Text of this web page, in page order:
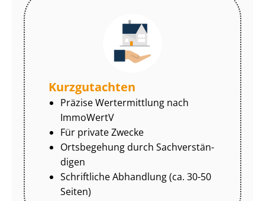
Kurzgutachten
Präzise Wertermittlung nach
ImmoWertV
Für private Zwecke
Ortsbegehung durch Sach­ver­stän­
di­gen
Schriftliche Abhandlung (ca. 30-50
Seiten)